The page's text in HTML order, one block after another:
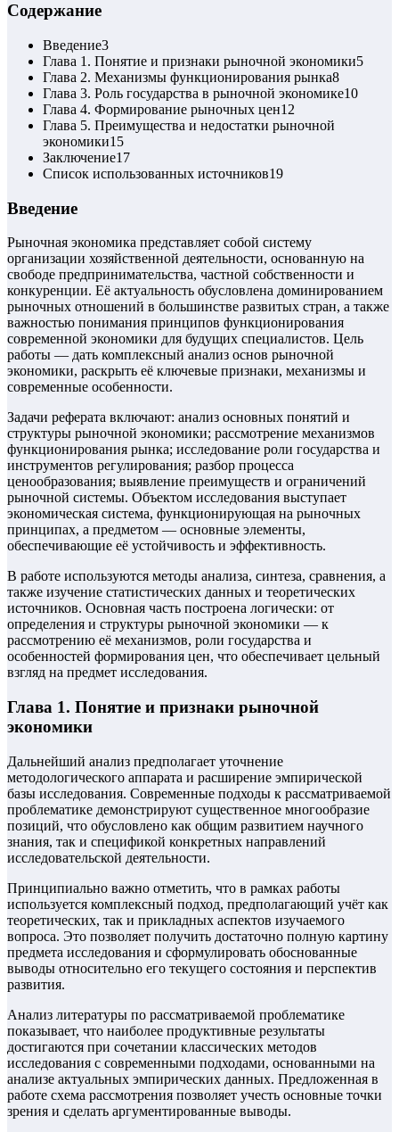
Содержание
Введение3
Глава 1. Понятие и признаки рыночной экономики5
Глава 2. Механизмы функционирования рынка8
Глава 3. Роль государства в рыночной экономике10
Глава 4. Формирование рыночных цен12
Глава 5. Преимущества и недостатки рыночной
экономики15
Заключение17
Список использованных источников19
Введение
Рыночная экономика представляет собой систему
организации хозяйственной деятельности, основанную на
свободе предпринимательства, частной собственности и
конкуренции. Её актуальность обусловлена доминированием
рыночных отношений в большинстве развитых стран, а также
важностью понимания принципов функционирования
современной экономики для будущих специалистов. Цель
работы — дать комплексный анализ основ рыночной
экономики, раскрыть её ключевые признаки, механизмы и
современные особенности.
Задачи реферата включают: анализ основных понятий и
структуры рыночной экономики; рассмотрение механизмов
функционирования рынка; исследование роли государства и
инструментов регулирования; разбор процесса
ценообразования; выявление преимуществ и ограничений
рыночной системы. Объектом исследования выступает
экономическая система, функционирующая на рыночных
принципах, а предметом — основные элементы,
обеспечивающие её устойчивость и эффективность.
В работе используются методы анализа, синтеза, сравнения, а
также изучение статистических данных и теоретических
источников. Основная часть построена логически: от
определения и структуры рыночной экономики — к
рассмотрению её механизмов, роли государства и
особенностей формирования цен, что обеспечивает цельный
взгляд на предмет исследования.
Глава 1. Понятие и признаки рыночной
экономики
Дальнейший анализ предполагает уточнение
методологического аппарата и расширение эмпирической
базы исследования. Современные подходы к рассматриваемой
проблематике демонстрируют существенное многообразие
позиций, что обусловлено как общим развитием научного
знания, так и спецификой конкретных направлений
исследовательской деятельности.
Принципиально важно отметить, что в рамках работы
используется комплексный подход, предполагающий учёт как
теоретических, так и прикладных аспектов изучаемого
вопроса. Это позволяет получить достаточно полную картину
предмета исследования и сформулировать обоснованные
выводы относительно его текущего состояния и перспектив
развития.
Анализ литературы по рассматриваемой проблематике
показывает, что наиболее продуктивные результаты
достигаются при сочетании классических методов
исследования с современными подходами, основанными на
анализе актуальных эмпирических данных. Предложенная в
работе схема рассмотрения позволяет учесть основные точки
зрения и сделать аргументированные выводы.